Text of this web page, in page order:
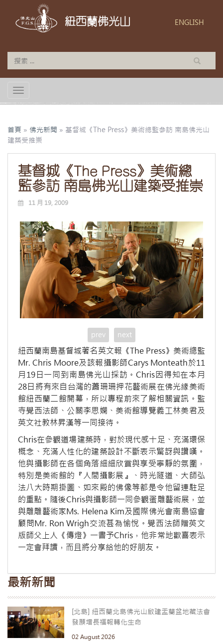
紐西蘭佛光山 ENGLISH
TOGGLE NAVIGATION
首頁 » 佛光新聞 » 基督城《The Press》美術總監參訪 南島佛光山
建築受推崇
基督城《The Press》美術總
監參訪 南島佛光山建築受推崇
11 月 19, 2009
prev next
紐西蘭南島基督城著名英文報《The Press》美術總監
Mr. Chris Moore及該報攝影師Carys Monteath於11
月19日一同到南島佛光山採訪。Chris因得知在本月
28日將有來自台灣的蕭珊珊押花藝術展在佛光緣美術
館紐西蘭二館開幕，所以專程前來了解相關資訊。監
寺覺西法師、公關李思嫻、美術館導覽義工林美君及
英文社教林昇漢等一同接待。
Chris在參觀道場建築時，對於現代感十足、充滿環保
概念、充滿人性化的建築設計不斷表示驚訝與讚嘆。
他與攝影師在各個角落細細欣賞與享受寧靜的氛圍，
特別是美術館的『人間攝影展』、時光隧道、大師弘
法八大時期掛圖、如來殿的佛像等都是令他留連駐足
的重點。隨後Chris與攝影師一同參觀蛋雕藝術展，並
與雕雕藝術家Ms. Helena Kim及國際佛光會南島協會
顧問Mr. Ron Wrigh交流甚為愉悅。覺西法師贈英文
版師父上人《傳燈》一書予Chris，他非常地歡喜表示
一定會拜讀，而且將分享給他的好朋友。
最新新聞
[北島] 紐西蘭北島佛光山啟建盂蘭盆地藏法會
發願增長福報轉化生命
02 August 2026